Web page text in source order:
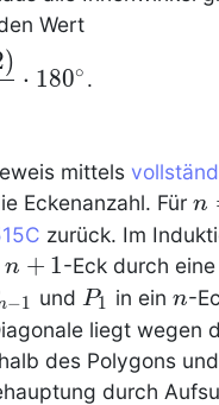
Wert
)
⋅ 180∘ .
mittels
Eckenanzahl. Für n
zurück. Im
n+1
n + 1-Eck durch eine
−1 und P_1
P1 in ein n
n-
liegt wegen
des Polygons
durch